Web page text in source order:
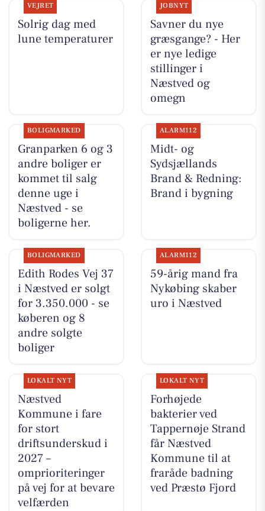
VEJRET
Solrig dag med
lune temperaturer
JOBNYT
Savner du nye
græsgange? - Her
er nye ledige
stillinger i
Næstved og
omegn
BOLIGMARKED
Granparken 6 og 3
andre boliger er
kommet til salg
denne uge i
Næstved - se
boligerne her.
ALARM112
Midt- og
Sydsjællands
Brand & Redning:
Brand i bygning
BOLIGMARKED
Edith Rodes Vej 37
i Næstved er solgt
for 3.350.000 - se
køberen og 8
andre solgte
boliger
ALARM112
59-årig mand fra
Nykøbing skaber
uro i Næstved
LOKALT NYT
Næstved
Kommune i fare
for stort
driftsunderskud i
2027 –
omprioriteringer
på vej for at bevare
velfærden
LOKALT NYT
Forhøjede
bakterier ved
Tappernøje Strand
får Næstved
Kommune til at
fraråde badning
ved Præstø Fjord